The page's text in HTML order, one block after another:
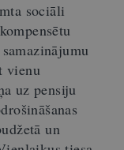
sociāli
vienu
uz pensiju
un